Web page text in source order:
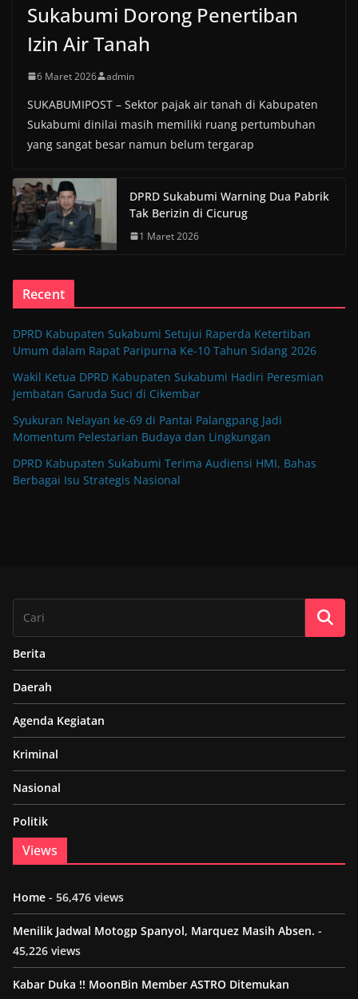
Sukabumi Dorong Penertiban
Izin Air Tanah
6 Maret 2026 admin
SUKABUMIPOST – Sektor pajak air tanah di Kabupaten
Sukabumi dinilai masih memiliki ruang pertumbuhan
yang sangat besar namun belum tergarap
DPRD Sukabumi Warning Dua Pabrik
Tak Berizin di Cicurug
1 Maret 2026
Recent
DPRD Kabupaten Sukabumi Setujui Raperda Ketertiban
Umum dalam Rapat Paripurna Ke-10 Tahun Sidang 2026
Wakil Ketua DPRD Kabupaten Sukabumi Hadiri Peresmian
Jembatan Garuda Suci di Cikembar
Syukuran Nelayan ke-69 di Pantai Palangpang Jadi
Momentum Pelestarian Budaya dan Lingkungan
DPRD Kabupaten Sukabumi Terima Audiensi HMI, Bahas
Berbagai Isu Strategis Nasional
Berita
Daerah
Agenda Kegiatan
Kriminal
Nasional
Politik
Views
Home - 56,476 views
Menilik Jadwal Motogp Spanyol, Marquez Masih Absen. -
45,226 views
Kabar Duka !! MoonBin Member ASTRO Ditemukan